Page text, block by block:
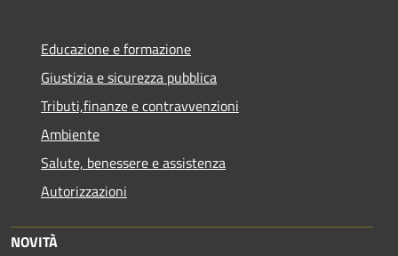
Educazione e formazione
Giustizia e sicurezza pubblica
Tributi,finanze e contravvenzioni
Ambiente
Salute, benessere e assistenza
Autorizzazioni
NOVITÀ